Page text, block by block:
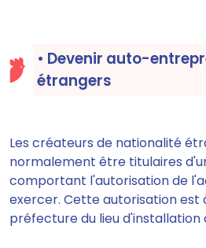
• Devenir auto-
étrangers
Les créateurs de nationalité
normalement être titulaires
comportant l'autorisation de
exercer. Cette autorisation est
préfecturedu lieu d'installation